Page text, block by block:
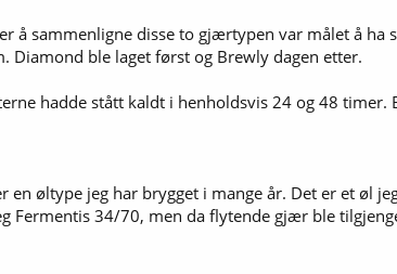
å sammenligne disse to gjærtypen var målet å ha
Diamond ble laget først og Brewly dagen etter.
hadde stått kaldt i henholdsvis 24 og 48
en øltype jeg har brygget i mange år. Det er et øl
Fermentis 34/70, men da flytende gjær ble